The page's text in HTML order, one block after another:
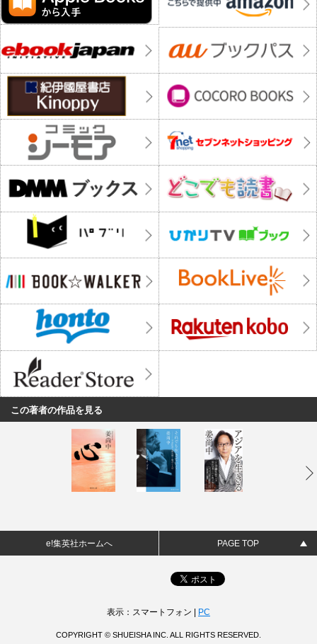
この著者の作品を見る
e!集英社ホームへ PAGE TOP
表示：スマートフォン | PC
COPYRIGHT © SHUEISHA INC. ALL RIGHTS RESERVED.